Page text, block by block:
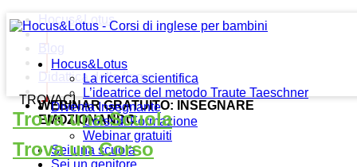
Hocus&Lotus
La ricerca scientifica
L’ideatrice del metodo Traute Taeschner
Diventa Insegnante
Corsi di Formazione
Webinar gratuiti
Sei una scuola
Sei un genitore
TROVACI
Trova una Scuola
Trova un Corso
Hocus&Lotus
Blog
Didattica delle lingue
WEBINAR GRATUITO: INSEGNARE
EMOZIONANDO